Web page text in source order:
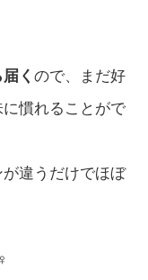
く ので、まだ好
慣れることがで
違うだけでほぼ